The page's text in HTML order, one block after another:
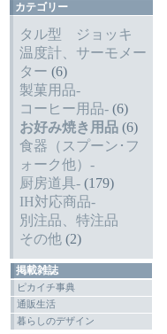
カテゴリー
タル型 ジョッキ
温度計、サーモメー
ター (6)
製菓用品-
コーヒー用品- (6)
お好み焼き用品 (6)
食器（スプーン･フ
ォーク他）-
厨房道具- (179)
IH対応商品-
別注品、特注品
その他 (2)
掲載雑誌
ピカイチ事典
通販生活
暮らしのデザイン